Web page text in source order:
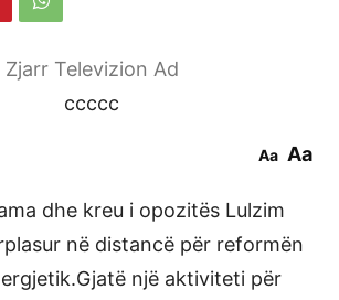
Zjarr Televizion Ad
ccccc
Aa Aa
dhe kreu i opozitës Lulzim
në distancë për reformën
një aktiviteti për